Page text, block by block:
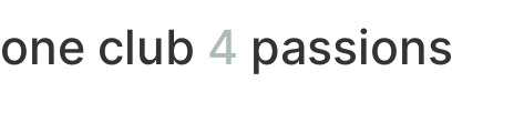
one club 4 passions